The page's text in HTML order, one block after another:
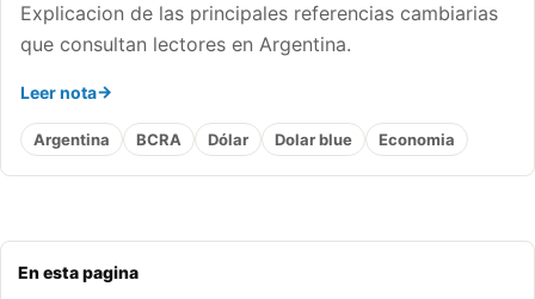
En esta pagina
Explicacion de las principales referencias cambiarias
que consultan lectores en Argentina.
Leer nota
Argentina BCRA Dólar Dolar blue Economia